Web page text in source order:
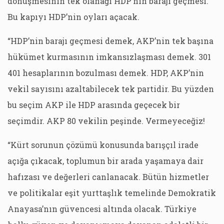
Bu kapıyı HDP’nin oyları açacak.
“HDP’nin barajı geçmesi demek, AKP’nin tek başına
hükümet kurmasının imkansızlaşması demek. 301
401 hesaplarının bozulması demek. HDP, AKP’nin
vekil sayısını azaltabilecek tek partidir. Bu yüzden
bu seçim AKP ile HDP arasında geçecek bir
seçimdir. AKP 80 vekilin peşinde. Vermeyeceğiz!
“Kürt sorunun çözümü konusunda barışçıl irade
açığa çıkacak, toplumun bir arada yaşamaya dair
hafızası ve değerleri canlanacak. Bütün hizmetler
ve politikalar eşit yurttaşlık temelinde Demokratik
Anayasa’nın güvencesi altında olacak. Türkiye